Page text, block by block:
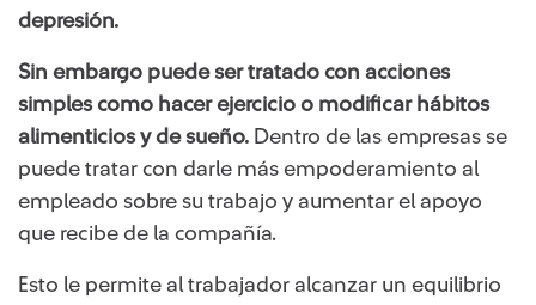
depresión.
Sin embargo puede ser tratado con acciones
simples como hacer ejercicio o modificar hábitos
alimenticios y de sueño. Dentro de las empresas se
puede tratar con darle más empoderamiento al
empleado sobre su trabajo y aumentar el apoyo
que recibe de la compañía.
Esto le permite al trabajador alcanzar un equilibrio